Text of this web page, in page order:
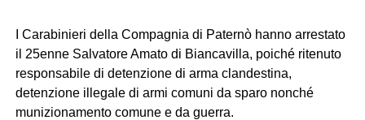
I Carabinieri della Compagnia di Paternò hanno arrestato
il 25enne Salvatore Amato di Biancavilla, poiché ritenuto
responsabile di detenzione di arma clandestina,
detenzione illegale di armi comuni da sparo nonché
munizionamento comune e da guerra.